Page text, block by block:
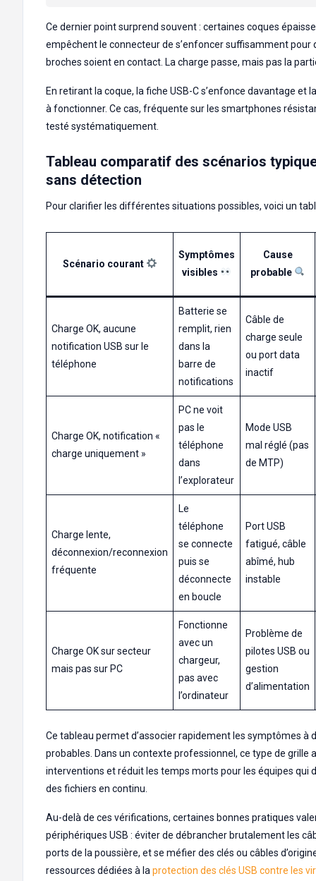
Ce dernier point surprend souvent : certaines coques
empêchent le connecteur de s’enfoncer suffisamment pour
broches soient en contact. La charge passe, mais pas la
En retirant la coque, la fiche USB-C s’enfonce davantage et
à fonctionner. Ce cas, fréquente sur les smartphones
testé systématiquement.
Tableau comparatif des scénarios
sans détection
Pour clarifier les différentes situations possibles, voici un
Scénario courant
Symptômes
visibles
Cause
probable
Charge OK, aucune
notification USB sur le
téléphone
Batterie se
remplit, rien
dans la
barre de
notifications
Câble de
charge seule
ou port data
inactif
Charge OK, notification «
charge uniquement »
PC ne voit
pas le
téléphone
dans
l’explorateur
Mode USB
mal réglé (pas
de MTP)
Charge lente,
déconnexion/reconnexion
fréquente
Le
téléphone
se connecte
puis se
déconnecte
en boucle
Port USB
fatigué, câble
abîmé, hub
instable
Charge OK sur secteur
mais pas sur PC
Fonctionne
avec un
chargeur,
pas avec
l’ordinateur
Problème de
pilotes USB ou
gestion
d’alimentation
Ce tableau permet d’associer rapidement les symptômes à
probables. Dans un contexte professionnel, ce type de grille
interventions et réduit les temps morts pour les équipes qui
des fichiers en continu.
Au-delà de ces vérifications, certaines bonnes pratiques
périphériques USB : éviter de débrancher brutalement les
ports de la poussière, et se méfier des clés ou câbles
ressources dédiées à la protection des clés USB contre les